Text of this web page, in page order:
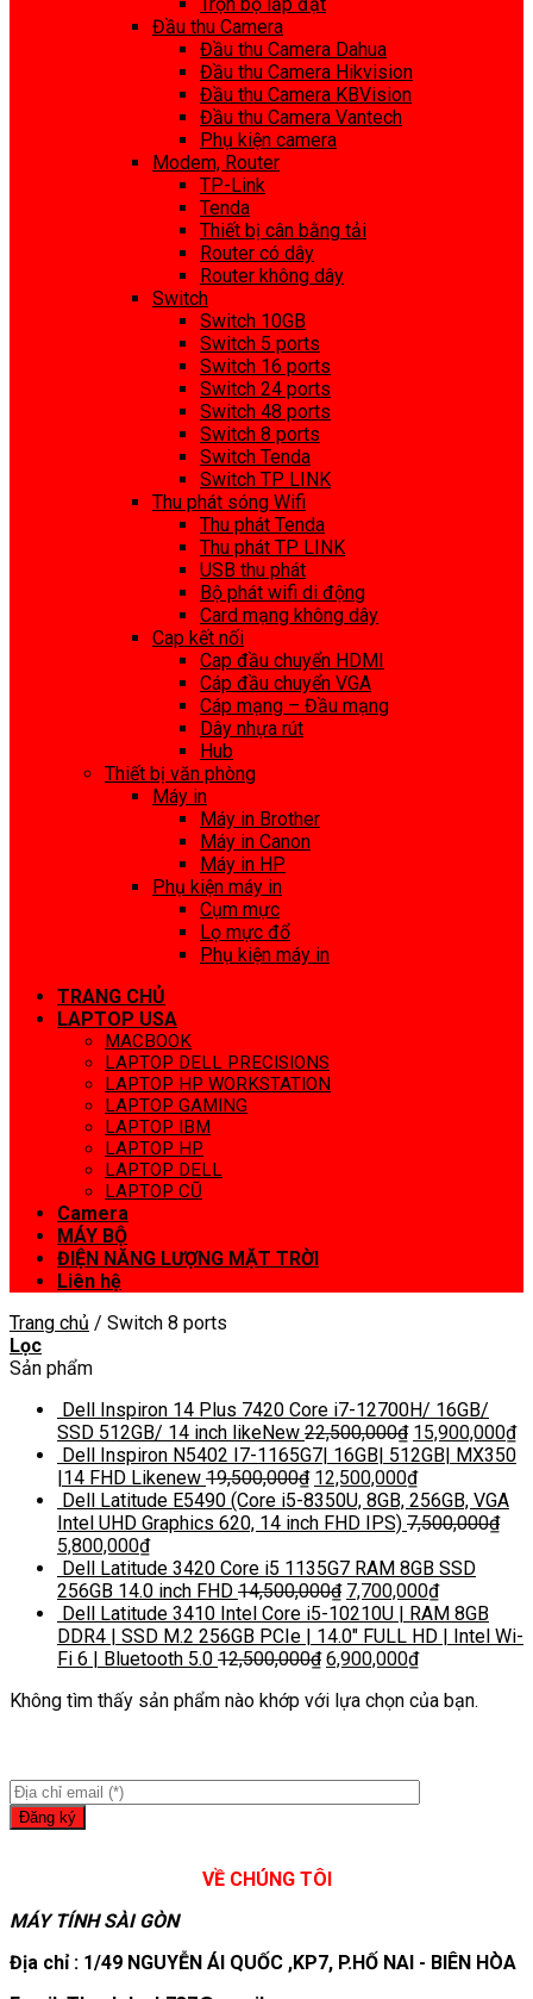
Đầu thu Camera
Đầu thu Camera Dahua
Đầu thu Camera Hikvision
Đầu thu Camera KBVision
Đầu thu Camera Vantech
Phụ kiện camera
Modem, Router
TP-Link
Tenda
Thiết bị cân bằng tải
Router có dây
Router không dây
Switch
Switch 10GB
Switch 5 ports
Switch 16 ports
Switch 24 ports
Switch 48 ports
Switch 8 ports
Switch Tenda
Switch TP LINK
Thu phát sóng Wifi
Thu phát Tenda
Thu phát TP LINK
USB thu phát
Bộ phát wifi di động
Card mạng không dây
Cap kết nối
Cap đầu chuyển HDMI
Cáp đầu chuyển VGA
Cáp mạng – Đầu mạng
Dây nhựa rút
Hub
Thiết bị văn phòng
Máy in
Máy in Brother
Máy in Canon
Máy in HP
Phụ kiện máy in
Cụm mực
Lọ mực đổ
Phụ kiện máy in
TRANG CHỦ
LAPTOP USA
MACBOOK
LAPTOP DELL PRECISIONS
LAPTOP HP WORKSTATION
LAPTOP GAMING
LAPTOP IBM
LAPTOP HP
LAPTOP DELL
LAPTOP CŨ
Camera
MÁY BỘ
ĐIỆN NĂNG LƯỢNG MẶT TRỜI
Liên hệ
Trang chủ / Switch 8 ports
Lọc
Sản phẩm
Dell Inspiron 14 Plus 7420 Core i7-12700H/ 16GB/
SSD 512GB/ 14 inch likeNew 22,500,000₫ 15,900,000₫
Dell Inspiron N5402 I7-1165G7| 16GB| 512GB| MX350
|14 FHD Likenew 19,500,000₫ 12,500,000₫
Dell Latitude E5490 (Core i5-8350U, 8GB, 256GB, VGA
Intel UHD Graphics 620, 14 inch FHD IPS) 7,500,000₫
5,800,000₫
Dell Latitude 3420 Core i5 1135G7 RAM 8GB SSD
256GB 14.0 inch FHD 14,500,000₫ 7,700,000₫
Dell Latitude 3410 Intel Core i5-10210U | RAM 8GB
DDR4 | SSD M.2 256GB PCIe | 14.0″ FULL HD | Intel Wi-
Fi 6 | Bluetooth 5.0 12,500,000₫ 6,900,000₫
Không tìm thấy sản phẩm nào khớp với lựa chọn của bạn.
VỀ CHÚNG TÔI
MÁY TÍNH SÀI GÒN
Địa chỉ : 1/49 NGUYỄN ÁI QUỐC ,KP7, P.HỐ NAI - BIÊN HÒA